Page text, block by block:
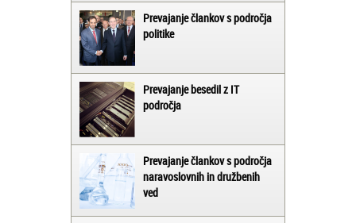
Prevajanje člankov s področja
politike
Prevajanje besedil z IT
področja
Prevajanje člankov s področja
naravoslovnih in družbenih
ved